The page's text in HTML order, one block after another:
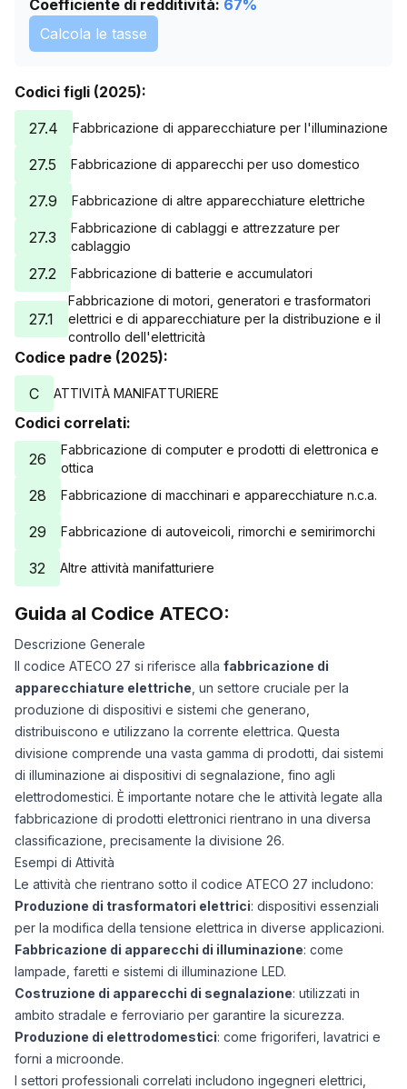
Coefficiente di redditività: 67%
Calcola le tasse
Codici figli (2025):
27.4
Fabbricazione di apparecchiature per l'illuminazione
27.5 Fabbricazione di apparecchi per uso domestico
27.9 Fabbricazione di altre apparecchiature elettriche
27.3
Fabbricazione di cablaggi e attrezzature per
cablaggio
27.2 Fabbricazione di batterie e accumulatori
27.1
Fabbricazione di motori, generatori e trasformatori
elettrici e di apparecchiature per la distribuzione e il
controllo dell'elettricità
Codice padre (2025):
C
ATTIVITÀ MANIFATTURIERE
Codici correlati:
26
Fabbricazione di computer e prodotti di elettronica e
ottica
28 Fabbricazione di macchinari e apparecchiature n.c.a.
29 Fabbricazione di autoveicoli, rimorchi e semirimorchi
32 Altre attività manifatturiere
Guida al Codice ATECO:
Descrizione Generale
Il codice ATECO 27 si riferisce alla fabbricazione di
apparecchiature elettriche , un settore cruciale per la
produzione di dispositivi e sistemi che generano,
distribuiscono e utilizzano la corrente elettrica. Questa
divisione comprende una vasta gamma di prodotti, dai sistemi
di illuminazione ai dispositivi di segnalazione, fino agli
elettrodomestici. È importante notare che le attività legate alla
fabbricazione di prodotti elettronici rientrano in una diversa
classificazione, precisamente la divisione 26.
Esempi di Attività
Le attività che rientrano sotto il codice ATECO 27 includono:
Produzione di trasformatori elettrici: dispositivi essenziali
per la modifica della tensione elettrica in diverse applicazioni.
Fabbricazione di apparecchi di illuminazione: come
lampade, faretti e sistemi di illuminazione LED.
Costruzione di apparecchi di segnalazione: utilizzati in
ambito stradale e ferroviario per garantire la sicurezza.
Produzione di elettrodomestici: come frigoriferi, lavatrici e
forni a microonde.
I settori professionali correlati includono ingegneri elettrici,